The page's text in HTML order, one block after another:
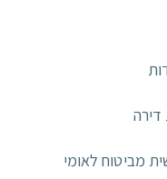
מביטוח לאומי